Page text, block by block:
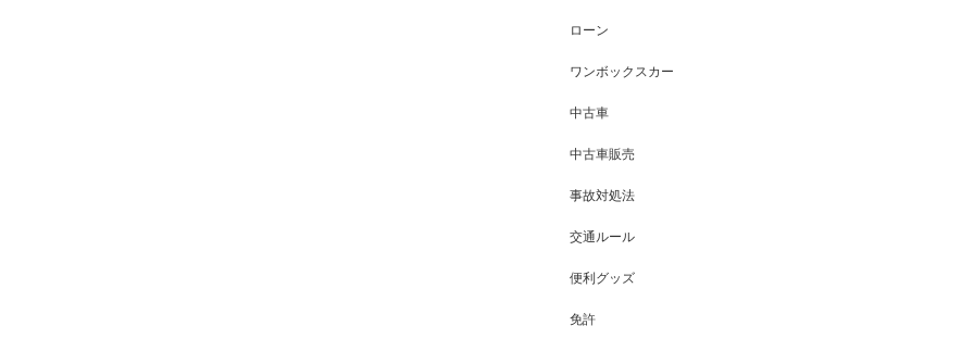
ローン
ワンボックスカー
中古車
中古車販売
事故対処法
交通ルール
便利グッズ
免許